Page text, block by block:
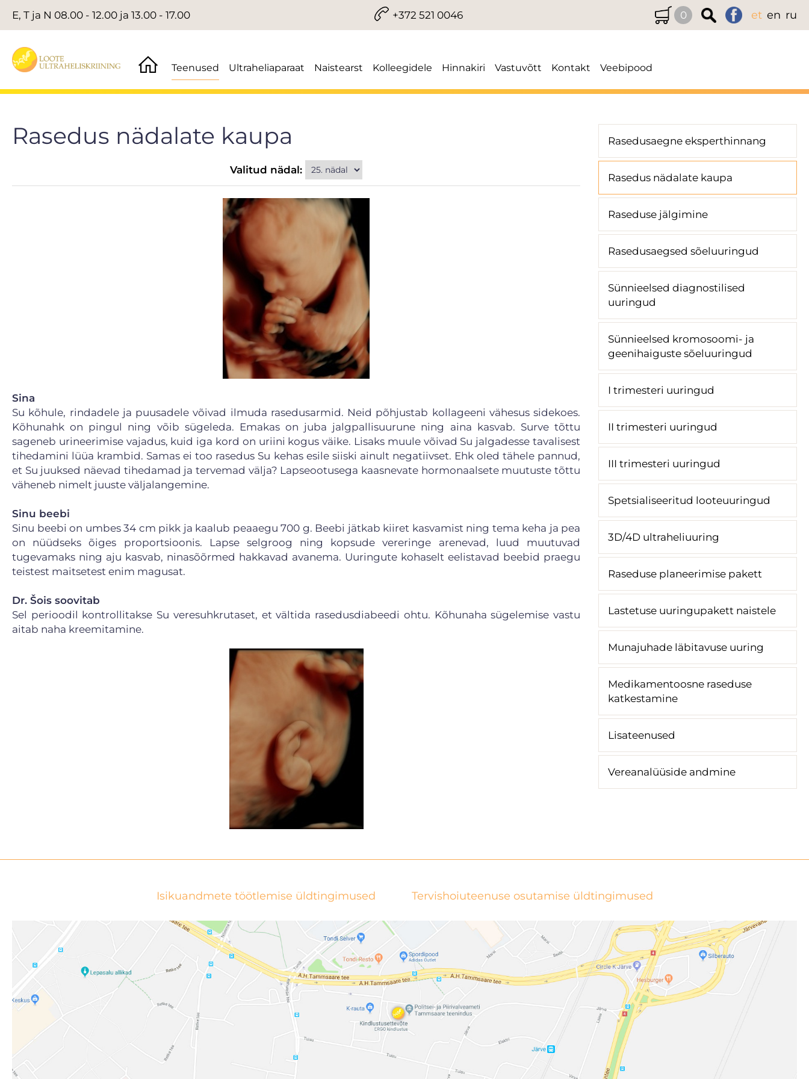
E, T ja N 08.00 - 12.00 ja 13.00 - 17.00 +372 521 0046 0 et en ru
Teenused Ultraheliaparaat Naistearst Kolleegidele Hinnakiri Vastuvõtt Kontakt Veebipood
Rasedus nädalate kaupa
Valitud nädal:
Sina
Su kõhule, rindadele ja puusadele võivad ilmuda rasedusarmid. Neid põhjustab kollageeni vähesus sidekoes.
Kõhunahk on pingul ning võib sügeleda. Emakas on juba jalgpallisuurune ning aina kasvab. Surve tõttu
sageneb urineerimise vajadus, kuid iga kord on uriini kogus väike. Lisaks muule võivad Su jalgadesse tavalisest
tihedamini lüüa krambid. Samas ei too rasedus Su kehas esile siiski ainult negatiivset. Ehk oled tähele pannud,
et Su juuksed näevad tihedamad ja tervemad välja? Lapseootusega kaasnevate hormonaalsete muutuste tõttu
väheneb nimelt juuste väljalangemine.
Sinu beebi
Sinu beebi on umbes 34 cm pikk ja kaalub peaaegu 700 g. Beebi jätkab kiiret kasvamist ning tema keha ja pea
on nüüdseks õiges proportsioonis. Lapse selgroog ning kopsude vereringe arenevad, luud muutuvad
tugevamaks ning aju kasvab, ninasõõrmed hakkavad avanema. Uuringute kohaselt eelistavad beebid praegu
teistest maitsetest enim magusat.
Dr. Šois soovitab
Sel perioodil kontrollitakse Su veresuhkrutaset, et vältida rasedusdiabeedi ohtu. Kõhunaha sügelemise vastu
aitab naha kreemitamine.
Rasedusaegne eksperthinnang
Rasedus nädalate kaupa
Raseduse jälgimine
Rasedusaegsed sõeluuringud
Sünnieelsed diagnostilised
uuringud
Sünnieelsed kromosoomi- ja
geenihaiguste sõeluuringud
I trimesteri uuringud
II trimesteri uuringud
III trimesteri uuringud
Spetsialiseeritud looteuuringud
3D/4D ultraheliuuring
Raseduse planeerimise pakett
Lastetuse uuringupakett naistele
Munajuhade läbitavuse uuring
Medikamentoosne raseduse
katkestamine
Lisateenused
Vereanalüüside andmine
Isikuandmete töötlemise üldtingimused Tervishoiuteenuse osutamise üldtingimused